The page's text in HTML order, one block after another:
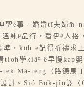
聖ê事，婚婚tī夫婦m̄-
純ê品行，看伊ê人格
，koh ē記得祈禱求上
tio̍h學kiâⁿ ê早慢kap嬰
tek Má-teng（路德馬
計。Sió Bo̍k-jîn譯〈